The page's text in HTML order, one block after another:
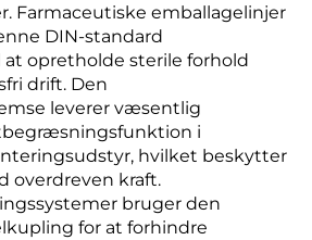
Farmaceutiske emballagelinjer
DIN-standard
at opretholde sterile forhold
drift. Den
leverer væsentlig
i
hvilket beskytter
overdreven kraft.
bruger den
for at forhindre